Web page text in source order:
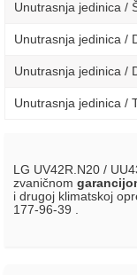
Unutrasnja jedinica /
Unutrasnja jedinica /
Unutrasnja jedinica /
Unutrasnja jedinica /
LG UV42R.N20 /
zvaničnom
i drugoj klimatskoj
177-96-39 .